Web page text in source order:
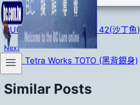
文
章
導
覽
Previous
DUO Tetra Works TOTO 42(沙丁魚)
Next
DUO Tetra Works TOTO (黑背銀身)
Similar Posts